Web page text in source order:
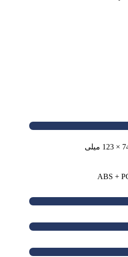
32.8 × 74.6 × 123 میلی